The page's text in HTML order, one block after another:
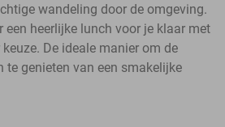
wandeling door de omgeving.
een heerlijke lunch voor je klaar met
De ideale manier om de
te genieten van een smakelijke